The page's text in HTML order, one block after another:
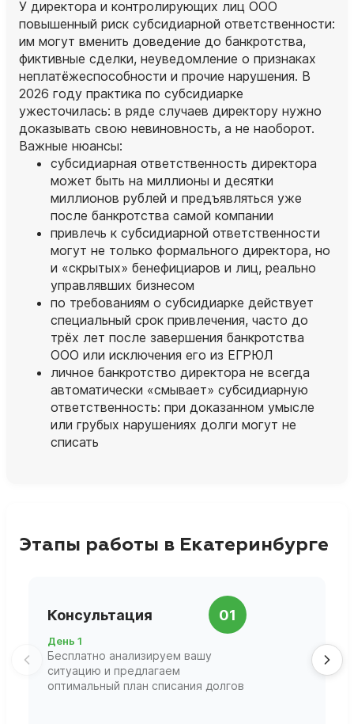
У директора и контролирующих лиц ООО
повышенный риск субсидиарной ответственности:
им могут вменить доведение до банкротства,
фиктивные сделки, неуведомление о признаках
неплатёжеспособности и прочие нарушения. В
2026 году практика по субсидиарке
ужесточилась: в ряде случаев директору нужно
доказывать свою невиновность, а не наоборот.
Важные нюансы:
субсидиарная ответственность директора
может быть на миллионы и десятки
миллионов рублей и предъявляться уже
после банкротства самой компании
привлечь к субсидиарной ответственности
могут не только формального директора, но
и «скрытых» бенефициаров и лиц, реально
управлявших бизнесом
по требованиям о субсидиарке действует
специальный срок привлечения, часто до
трёх лет после завершения банкротства
ООО или исключения его из ЕГРЮЛ
личное банкротство директора не всегда
автоматически «смывает» субсидиарную
ответственность: при доказанном умысле
или грубых нарушениях долги могут не
списать
Этапы работы в Екатеринбурге
Консультация 01
День 1
Бесплатно анализируем вашу
ситуацию и предлагаем
оптимальный план списания долгов